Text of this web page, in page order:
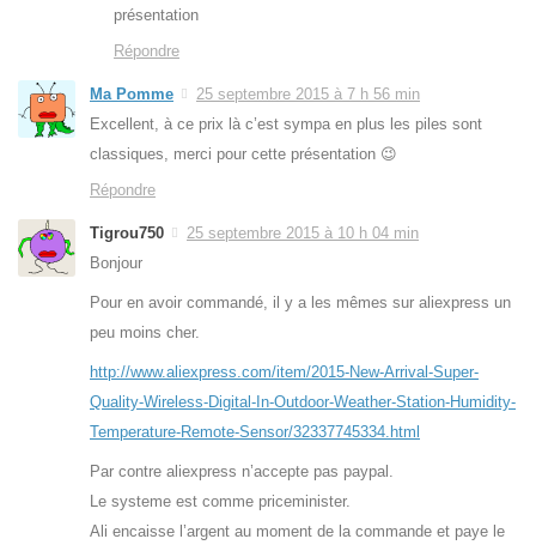
présentation
Répondre
Ma Pomme
25 septembre 2015 à 7 h 56 min
Excellent, à ce prix là c’est sympa en plus les piles sont
classiques, merci pour cette présentation 😉
Répondre
Tigrou750
25 septembre 2015 à 10 h 04 min
Bonjour
Pour en avoir commandé, il y a les mêmes sur aliexpress un
peu moins cher.
http://www.aliexpress.com/item/2015-New-Arrival-Super-
Quality-Wireless-Digital-In-Outdoor-Weather-Station-Humidity-
Temperature-Remote-Sensor/32337745334.html
Par contre aliexpress n’accepte pas paypal.
Le systeme est comme priceminister.
Ali encaisse l’argent au moment de la commande et paye le